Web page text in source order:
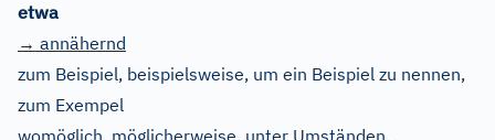
etwa
→ annähernd
zum Beispiel, beispielsweise, um ein Beispiel zu nennen,
zum Exempel
womöglich, möglicherweise, unter Umständen,